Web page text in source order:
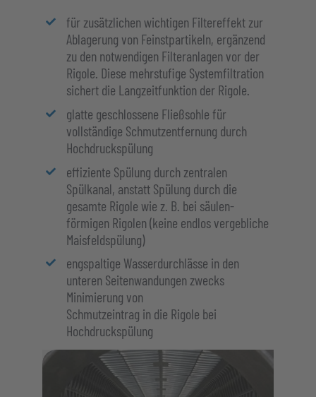
für zusätzlichen wichtigen Filtereffekt zur
Ablagerung von Feinstpartikeln, ergänzend
zu den notwendigen Filteranlagen vor der
Rigole. Diese mehrstufige Systemfiltration
sichert die Langzeitfunktion der Rigole.
glatte geschlossene Fließsohle für
vollständige Schmutzentfernung durch
Hochdruckspülung
effiziente Spülung durch zentralen
Spülkanal, anstatt Spülung durch die
gesamte Rigole wie z. B. bei säulen-
förmigen Rigolen (keine endlos vergebliche
Maisfeldspülung)
engspaltige Wasserdurchlässe in den
unteren Seitenwandungen zwecks
Minimierung von
Schmutzeintrag in die Rigole bei
Hochdruckspülung